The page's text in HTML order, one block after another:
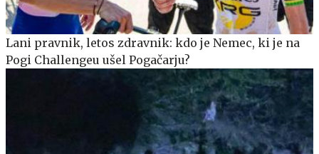
Lani pravnik, letos zdravnik: kdo je Nemec, ki je na
Pogi Challengeu ušel Pogačarju?